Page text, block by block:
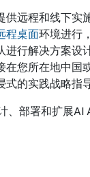
供远程和线下实
程桌面环境进行
进行解决方案设
在您所在地中
的实践战略指导
部署和扩展AI